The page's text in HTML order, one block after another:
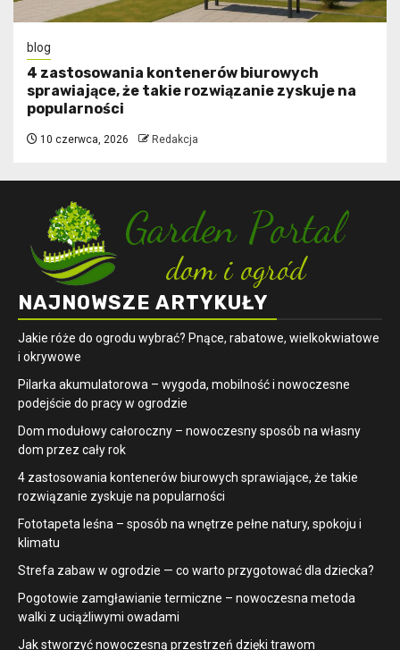
blog
4 zastosowania kontenerów biurowych
sprawiające, że takie rozwiązanie zyskuje na
popularności
10 czerwca, 2026 Redakcja
NAJNOWSZE ARTYKUŁY
Jakie róże do ogrodu wybrać? Pnące, rabatowe, wielkokwiatowe
i okrywowe
Pilarka akumulatorowa – wygoda, mobilność i nowoczesne
podejście do pracy w ogrodzie
Dom modułowy całoroczny – nowoczesny sposób na własny
dom przez cały rok
4 zastosowania kontenerów biurowych sprawiające, że takie
rozwiązanie zyskuje na popularności
​Fototapeta leśna – sposób na wnętrze pełne natury, spokoju i
klimatu
Strefa zabaw w ogrodzie — co warto przygotować dla dziecka?
Pogotowie zamgławianie termiczne – nowoczesna metoda
walki z uciążliwymi owadami
Jak stworzyć nowoczesną przestrzeń dzięki trawom